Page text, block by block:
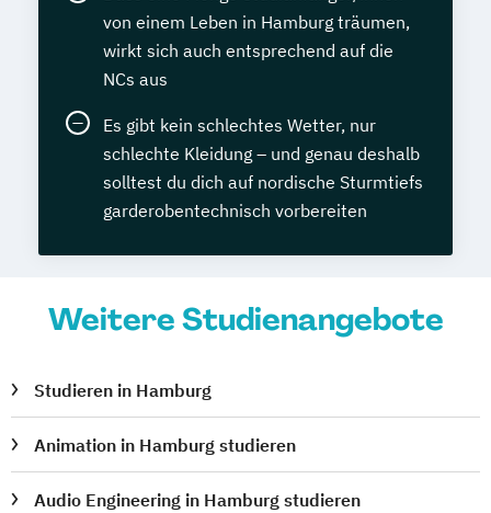
von einem Leben in Hamburg träumen,
wirkt sich auch entsprechend auf die
NCs aus
Es gibt kein schlechtes Wetter, nur
schlechte Kleidung – und genau deshalb
solltest du dich auf nordische Sturmtiefs
garderobentechnisch vorbereiten
Weitere Studienangebote
Studieren in Hamburg
Animation in Hamburg studieren
Audio Engineering in Hamburg studieren